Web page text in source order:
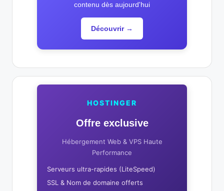
contenu dès aujourd'hui
Découvrir →
HOSTINGER
Offre exclusive
Hébergement Web & VPS Haute
Performance
Serveurs ultra-rapides (LiteSpeed)
SSL & Nom de domaine offerts